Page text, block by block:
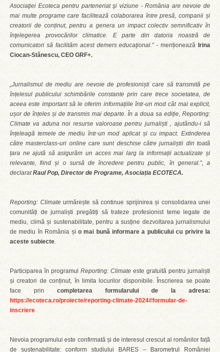
Asociaţiei Ecoteca pentru parteneriat şi viziune - România are nevoie de
mai multe programe care facilitează colaborarea între presă, companii și
creatorii de conținut, pentru a genera un impact colectiv semnificativ în
înţelegerea provocărilor climatice. E parte din datoria noastră de
comunicatori să facilităm acest demers educaţional.” -menționează Irina
Ciocan-Stănescu, CEO GRF+.
„Jurnalismul de mediu are nevoie de profesioniști care să transmită pe
înțelesul publicului schimbările constante prin care trece societatea, de
aceea este important să le oferim informațiile într-un mod cât mai explicit,
ușor de înțeles și de transmis mai departe. În a doua sa ediție, Reporting:
Climate va aduna noi resurse valoroase pentru jurnaliști , ajutându-i să
înțeleagă temele de mediu într-un mod aplicat și cu impact. Extinderea
către masterclass-uri online care sunt deschise către jurnaliștii din toată
țara ne ajută să asigurăm un acces mai larg la informații actualizate și
relevante, fiind și o sursă de încredere pentru public, în general.”, a
declaratRaul Pop, Director de Programe, Asociația ECOTECA.
Reporting: Climateurmărește să continue sprijinirea și consolidarea unei
comunități de jurnaliști pregătiți să trateze profesionist teme legate de
mediu, climă și sustenabilitate, pentru a susține dezvoltarea jurnalismului
de mediu în România și o mai bună informare a publicului cu privire la
aceste subiecte.
Participarea în programul Reporting: Climate este gratuită pentru jurnaliști
și creatori de conținut, în limita locurilor disponibile. Înscrierea se poate
face prin completarea formularului de la adresa:
https://ecoteca.ro/proiecte/reporting-climate-2024#formular-de-
inscriere
Nevoia programului este confirmată și de interesul crescut al românilor față
de sustenabilitate: conform studiului BARES – Barometrul României